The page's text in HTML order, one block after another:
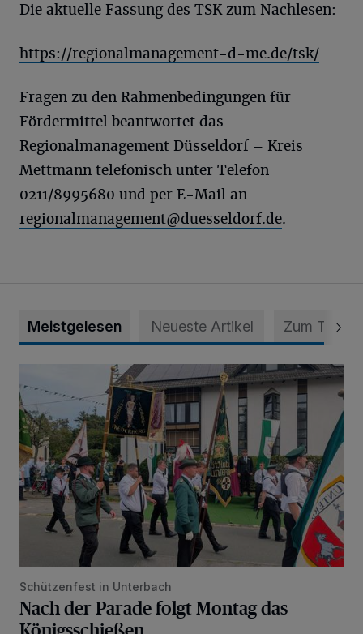
Die aktuelle Fassung des TSK zum Nachlesen:
https://regionalmanagement-d-me.de/tsk/
Fragen zu den Rahmenbedingungen für
Fördermittel beantwortet das
Regionalmanagement Düsseldorf – Kreis
Mettmann telefonisch unter Telefon
0211/8995680 und per E-Mail an
regionalmanagement@duesseldorf.de.
Meistgelesen Neueste Artikel Zum Thema
Nach der Parade folgt Montag das Königsschießen
Schützenfest in Unterbach
Nach der Parade folgt Montag das